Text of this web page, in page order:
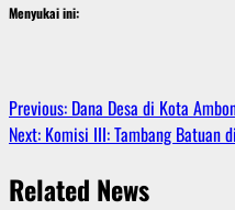
Menyukai ini:
Post
navigation
Previous: Dana Desa di Kota
Next: Komisi III: Tambang Batuan
Related News